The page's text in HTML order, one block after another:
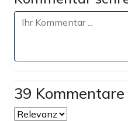
39 Kommentare